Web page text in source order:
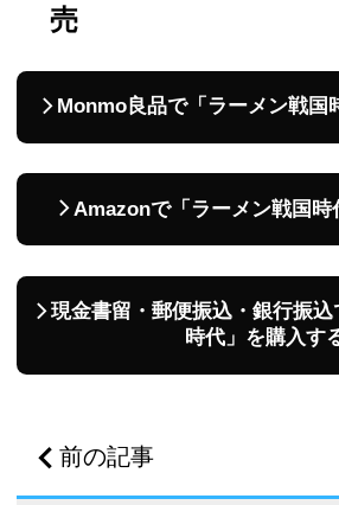
売
Monmo良品で「ラーメン戦国
Amazonで「ラーメン戦国時
現金書留・郵便振込・銀行振込
時代」を購入す
前の記事